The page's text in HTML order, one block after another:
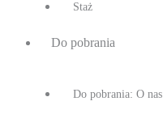
Staż
Do pobrania
Do pobrania: O nas